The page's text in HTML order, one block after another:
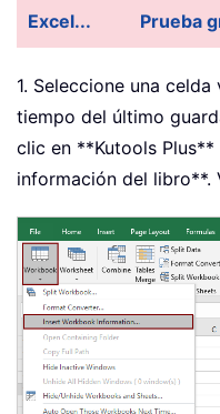
Excel...
Prueba
1. Seleccione una
tiempo del último
clic en **Kutools
información del libro**.